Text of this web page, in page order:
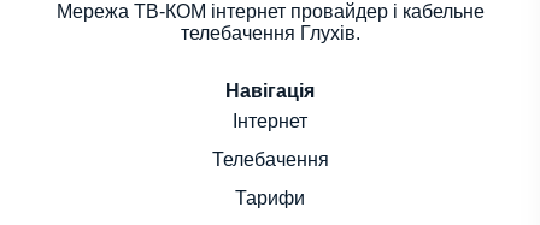
Мережа ТВ-КОМ інтернет провайдер і кабельне
телебачення Глухів.
Навігація
Інтернет
Телебачення
Тарифи